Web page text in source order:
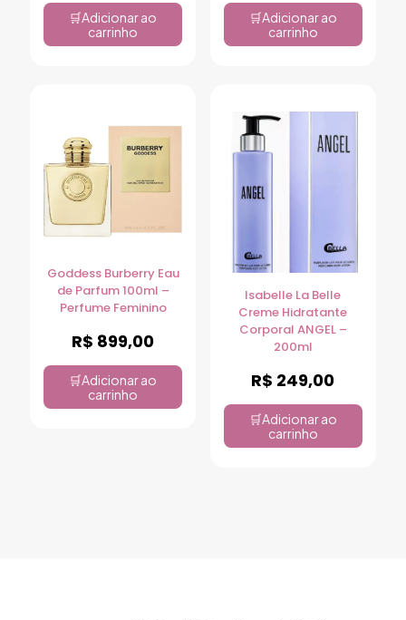
Adicionar ao
carrinho
Adicionar ao
carrinho
Goddess Burberry Eau
de Parfum 100ml –
Perfume Feminino
R$ 899,00
Adicionar ao
carrinho
Isabelle La Belle
Creme Hidratante
Corporal ANGEL –
200ml
R$ 249,00
Adicionar ao
carrinho